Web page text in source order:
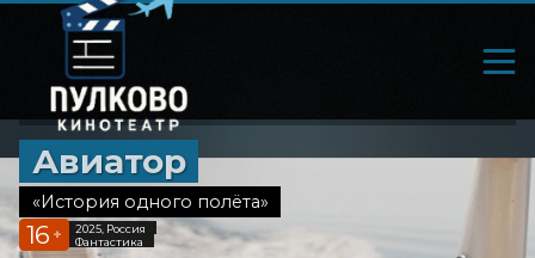
Авиатор
«История одного полёта»
16 +
2025, Россия
Фантастика